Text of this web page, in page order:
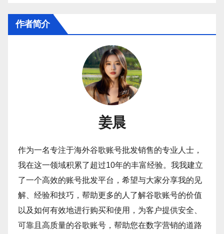
作者简介
姜晨
作为一名专注于海外谷歌账号批发销售的专业人士，
我在这一领域积累了超过10年的丰富经验。我我建立
了一个高效的账号批发平台，希望与大家分享我的见
解、经验和技巧，帮助更多的人了解谷歌账号的价值
以及如何有效地进行购买和使用，为客户提供安全、
可靠且高质量的谷歌账号，帮助您在数字营销的道路